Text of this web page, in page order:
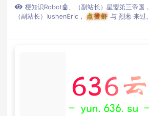
梗知识Robot🤖
（副站长）星盟第三帝国 ，
（副站长）lushenEric ，点赞虾 与 烈葱 来过。